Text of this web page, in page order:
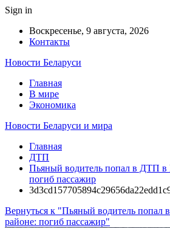
Sign in
Воскресенье, 9 августа, 2026
Контакты
Новости Беларуси
Главная
В мире
Экономика
Новости Беларуси и мира
Главная
ДТП
Пьяный водитель попал в ДТП в
погиб пассажир
Вернуться к "Пьяный водитель попал
районе: погиб пассажир"